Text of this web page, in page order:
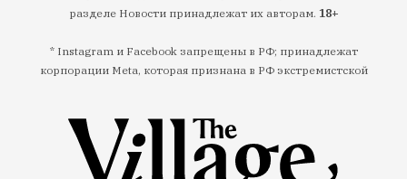
разделе Новости принадлежат их авторам. 18+
* Instagram и Facebook запрещены в РФ; принадлежат
корпорации Meta, которая признана в РФ экстремистской